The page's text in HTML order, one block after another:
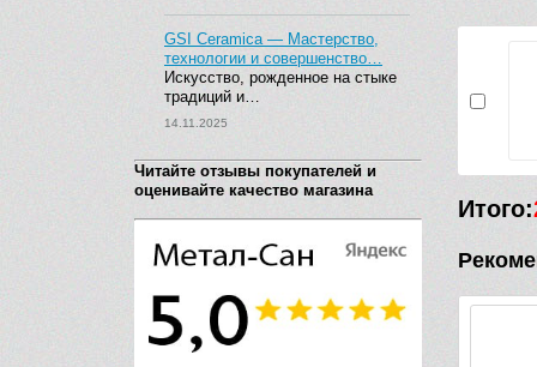
GSI Ceramica — Мастерство,
технологии и совершенство…
Искусство, рожденное на стыке
традиций и…
14.11.2025
Читайте отзывы покупателей и
оценивайте качество магазина
Итого: